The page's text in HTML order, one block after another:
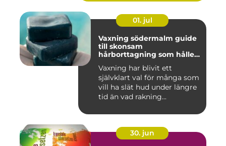
01. jul
Vaxning södermalm guide
till skonsam
hårborttagning som håller
Vaxning har blivit ett
självklart val för många som
vill ha slät hud under längre
tid än vad rakning...
30. jun